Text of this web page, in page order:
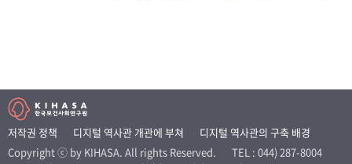
저작권 정책 디지털 역사관 개관에 부쳐
디지털 역사관의 구축 배경
Copyright ⓒ by KIHASA. All rights Reserved.
TEL : 044) 287-8004